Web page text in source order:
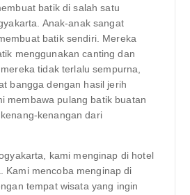
batik di salah satu
Anak-anak sangat
batik sendiri. Mereka
menggunakan canting dan
tidak terlalu sempurna,
bangga dengan hasil jerih
membawa pulang batik buatan
kenangan dari
kami menginap di hotel
Kami mencoba menginap di
tempat wisata yang ingin